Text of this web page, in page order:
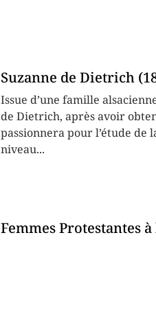
Suzanne de Dietrich
Issue d’une famille
de Dietrich, après avoir
passionnera pour l’étude de
niveau...
Femmes Protestantes à